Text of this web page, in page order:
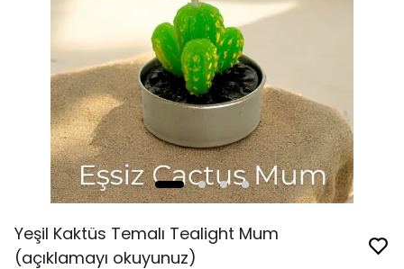
Yeşil Kaktüs Temalı Tealight Mum
(açıklamayı okuyunuz)